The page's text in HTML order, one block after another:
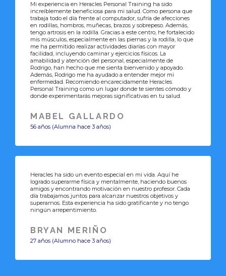
Mi experiencia en Heracles Personal Training ha sido
increíblemente beneficiosa para mi salud. Como persona que
trabaja todo el día frente al computador, sufría de afecciones
en rodillas, hombros, muñecas, brazos y sobrepeso. Además,
tengo artrosis en la rodilla. Gracias a este centro, he fortalecido
mis músculos, especialmente en las piernas y la rodilla, lo que
me ha permitido realizar actividades diarias con mayor
facilidad, incluyendo caminar y ejercicios físicos. La
amabilidad y atención del personal, especialmente de
Rodrigo, han hecho que me sienta bienvenido y apoyado.
Además, Rodrigo me ha ayudado a entender mejor mi
enfermedad. Recomiendo encarecidamente Heracles
Personal Training como un lugar donde te sientes cómodo y
donde experimentarás mejoras significativas en tu salud.
MABEL GALLARDO
56 años (Alumna hace 3 años)
Heracles ha sido un evento especial en mi vida. Aquí he
logrado superarme física y mentalmente, haciendo buenos
amigos y encontrando motivación en nuestro profesor. Cada
día trabajamos juntos para alcanzar nuestros objetivos y
superarnos. Esta experiencia ha sido gratificante y no tengo
ningún arrepentimiento.
BRYAN MERIÑO
27 años (Alumno hace 3 años)